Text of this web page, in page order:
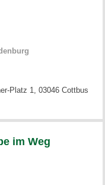
Platz 1, 03046 Cottbus
im Weg